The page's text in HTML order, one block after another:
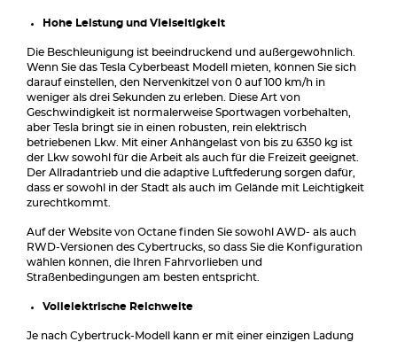
Hohe Leistung und Vielseitigkeit
Die Beschleunigung ist beeindruckend und außergewöhnlich.
Wenn Sie das Tesla Cyberbeast Modell mieten, können Sie sich
darauf einstellen, den Nervenkitzel von 0 auf 100 km/h in
weniger als drei Sekunden zu erleben. Diese Art von
Geschwindigkeit ist normalerweise Sportwagen vorbehalten,
aber Tesla bringt sie in einen robusten, rein elektrisch
betriebenen Lkw. Mit einer Anhängelast von bis zu 6350 kg ist
der Lkw sowohl für die Arbeit als auch für die Freizeit geeignet.
Der Allradantrieb und die adaptive Luftfederung sorgen dafür,
dass er sowohl in der Stadt als auch im Gelände mit Leichtigkeit
zurechtkommt.
Auf der Website von Octane finden Sie sowohl AWD- als auch
RWD-Versionen des Cybertrucks, so dass Sie die Konfiguration
wählen können, die Ihren Fahrvorlieben und
Straßenbedingungen am besten entspricht.
Vollelektrische Reichweite
Je nach Cybertruck-Modell kann er mit einer einzigen Ladung